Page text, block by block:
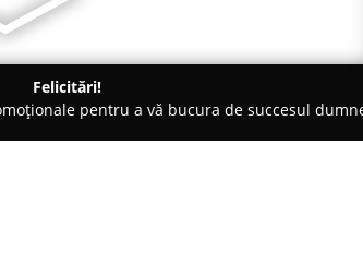
Felicitări!
pentru a vă bucura de succesul